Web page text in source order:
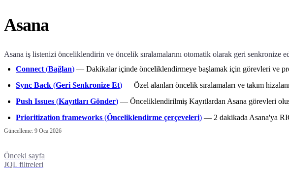
Asana
Asana iş listenizi önceliklendirin ve öncelik sıralamalarını otomatik olarak geri senkronize
Connect (Bağlan) — Dakikalar içinde önceliklendirmeye başlamak için görevleri ve
Sync Back (Geri Senkronize Et) — Özel alanları öncelik sıralamaları ve takım
Push Issues (Kayıtları Gönder) — Önceliklendirilmiş Kayıtlardan Asana görevleri
Prioritization frameworks (Önceliklendirme çerçeveleri) — 2 dakikada Asana'ya
Güncelleme: 9 Oca 2026
Önceki sayfa
JQL filtreleri